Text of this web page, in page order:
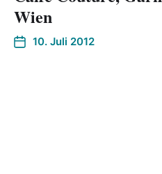
Wien
10. Juli 2012